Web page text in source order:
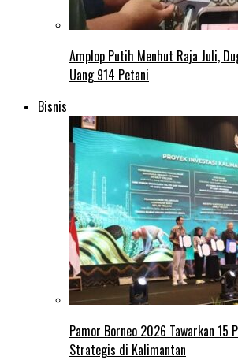
Amplop Putih Menhut Raja Juli,
Uang 914 Petani
Bisnis
Pamor Borneo 2026 Tawarkan 15
Strategis di Kalimantan